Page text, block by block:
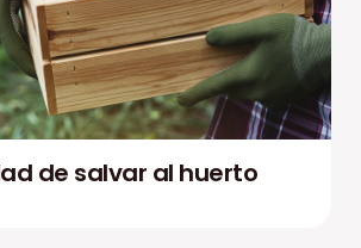
de salvar al huerto